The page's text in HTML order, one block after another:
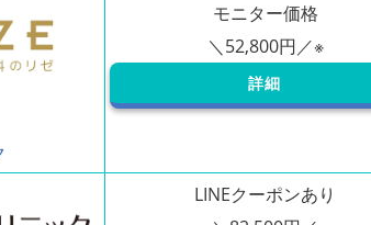
モニター価格
＼52,800円／※
詳細
LINEクーポンあり